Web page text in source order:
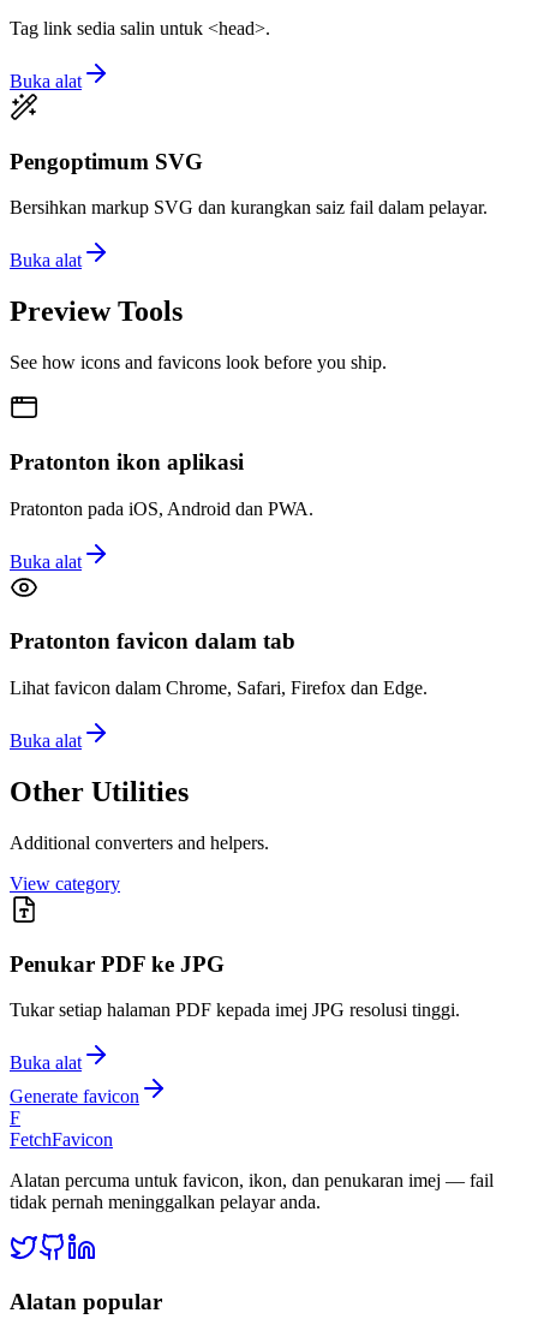
Tag link sedia salin untuk <head>.
Buka alat
Pengoptimum SVG
Bersihkan markup SVG dan kurangkan saiz fail dalam pelayar.
Buka alat
Preview Tools
See how icons and favicons look before you ship.
Pratonton ikon aplikasi
Pratonton pada iOS, Android dan PWA.
Buka alat
Pratonton favicon dalam tab
Lihat favicon dalam Chrome, Safari, Firefox dan Edge.
Buka alat
Other Utilities
Additional converters and helpers.
View category
Penukar PDF ke JPG
Tukar setiap halaman PDF kepada imej JPG resolusi tinggi.
Buka alat
Generate favicon
F
FetchFavicon
Alatan percuma untuk favicon, ikon, dan penukaran imej — fail
tidak pernah meninggalkan pelayar anda.
Alatan popular